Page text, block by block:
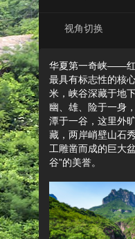
亚冬会
汽车 数智 5G
视角切换
华夏第一奇峡——
最具有标志性的核
米，峡谷深藏于地
幽、雄、险于一身
潭于一谷，这里外
藏，两岸峭壁山石
工雕凿而成的巨大
谷”的美誉。